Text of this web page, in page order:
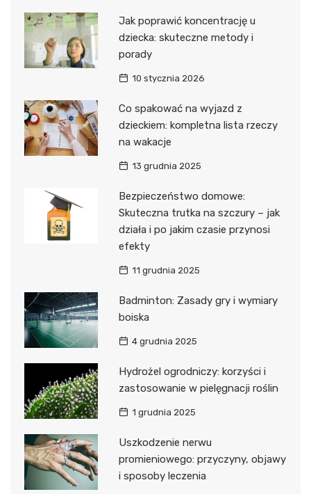
Jak poprawić koncentrację u
dziecka: skuteczne metody i
porady
10 stycznia 2026
Co spakować na wyjazd z
dzieckiem: kompletna lista rzeczy
na wakacje
13 grudnia 2025
Bezpieczeństwo domowe:
Skuteczna trutka na szczury – jak
działa i po jakim czasie przynosi
efekty
11 grudnia 2025
Badminton: Zasady gry i wymiary
boiska
4 grudnia 2025
Hydrożel ogrodniczy: korzyści i
zastosowanie w pielęgnacji roślin
1 grudnia 2025
Uszkodzenie nerwu
promieniowego: przyczyny, objawy
i sposoby leczenia